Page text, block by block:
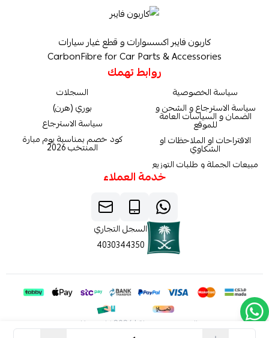
كاربون فايبر اكسسوارات و قطع غيار سيارات
CarbonFibre for Car Parts & Accessories
روابط تهمك
سياسة الخصوصية
سياسة الاسترجاع و الشحن و
الضمان و السياسات العامة
للموقع
الاقتراحات او الملاحظات او
الشكاوي
مبيعات الجملة و طلبات التوزيع
السجلات
بوري (هرن)
سياسة الاسترجاع
كود خصم بمناسبة يوم مبارة
المنتخب 2026
خدمة العملاء
السجل التجاري
4030344350
الحقوق محفوظة | 2026 كاربون فايبر